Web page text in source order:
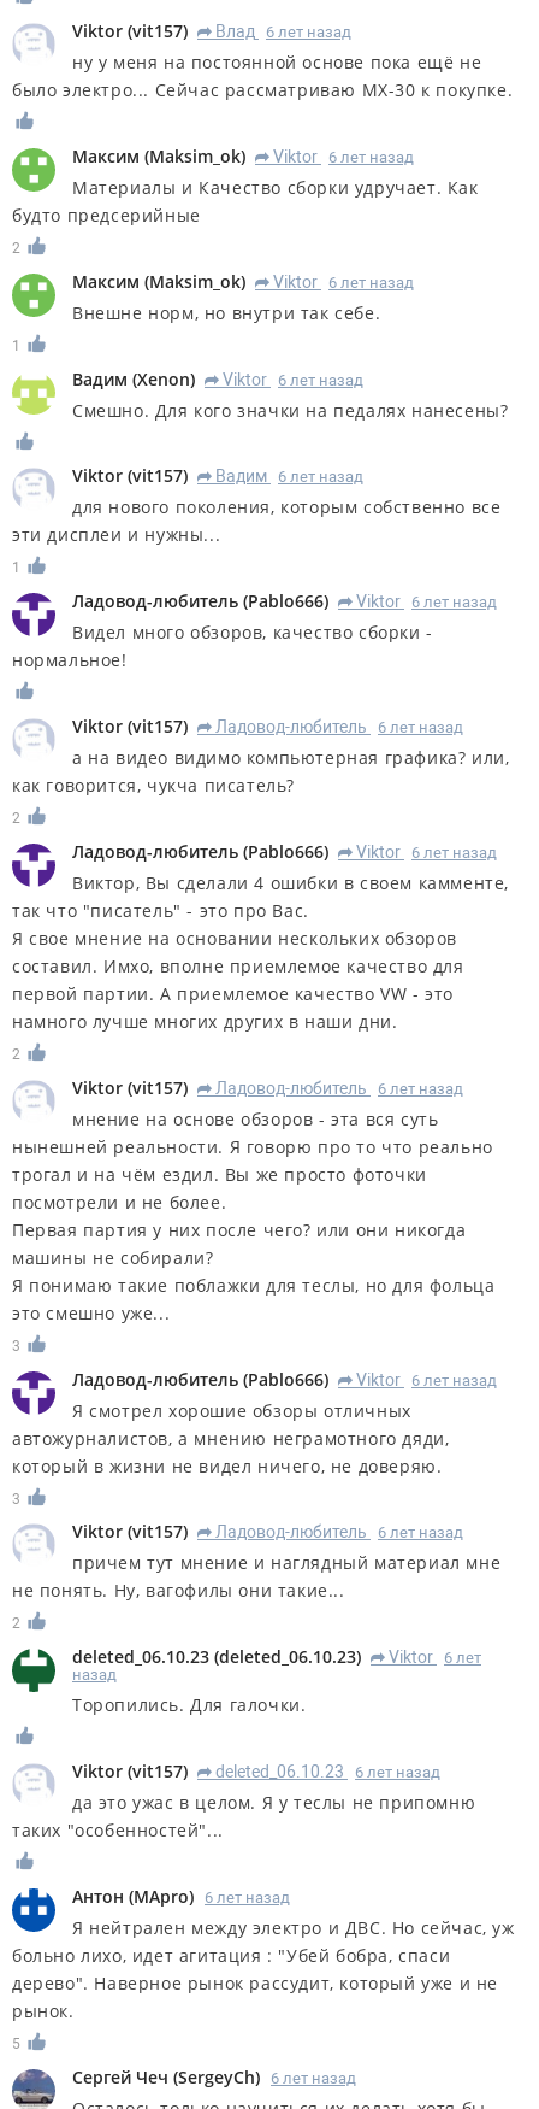
Viktor (vit157) R Влад 6 лет назад
ну у меня на постоянной основе пока ещё не
было электро... Сейчас рассматриваю МХ-30 к покупке.
Максим (Maksim_ok) R Viktor 6 лет назад
Материалы и Качество сборки удручает. Как
будто предсерийные
2
Максим (Maksim_ok) R Viktor 6 лет назад
Внешне норм, но внутри так себе.
1
Вадим (Xenon) R Viktor 6 лет назад
Смешно. Для кого значки на педалях нанесены?
Viktor (vit157) R Вадим 6 лет назад
для нового поколения, которым собственно все
эти дисплеи и нужны...
1
Ладовод-любитель (Pablo666) R Viktor 6 лет назад
Видел много обзоров, качество сборки -
нормальное!
Viktor (vit157) R Ладовод-любитель 6 лет назад
а на видео видимо компьютерная графика? или,
как говорится, чукча писатель?
2
Ладовод-любитель (Pablo666) R Viktor 6 лет назад
Виктор, Вы сделали 4 ошибки в своем камменте,
так что "писатель" - это про Вас.
Я свое мнение на основании нескольких обзоров
составил. Имхо, вполне приемлемое качество для
первой партии. А приемлемое качество VW - это
намного лучше многих других в наши дни.
2
Viktor (vit157) R Ладовод-любитель 6 лет назад
мнение на основе обзоров - эта вся суть
нынешней реальности. Я говорю про то что реально
трогал и на чём ездил. Вы же просто фоточки
посмотрели и не более.
Первая партия у них после чего? или они никогда
машины не собирали?
Я понимаю такие поблажки для теслы, но для фольца
это смешно уже...
3
Ладовод-любитель (Pablo666) R Viktor 6 лет назад
Я смотрел хорошие обзоры отличных
автожурналистов, а мнению неграмотного дяди,
который в жизни не видел ничего, не доверяю.
3
Viktor (vit157) R Ладовод-любитель 6 лет назад
причем тут мнение и наглядный материал мне
не понять. Ну, вагофилы они такие...
2
deleted_06.10.23 (deleted_06.10.23) R Viktor
6 лет
назад
Торопились. Для галочки.
Viktor (vit157) R deleted_06.10.23 6 лет назад
да это ужас в целом. Я у теслы не припомню
таких "особенностей"...
Антон (MApro) 6 лет назад
Я нейтрален между электро и ДВС. Но сейчас, уж
больно лихо, идет агитация : "Убей бобра, спаси
дерево". Наверное рынок рассудит, который уже и не
рынок.
5
Сергей Чеч (SergeyCh) 6 лет назад